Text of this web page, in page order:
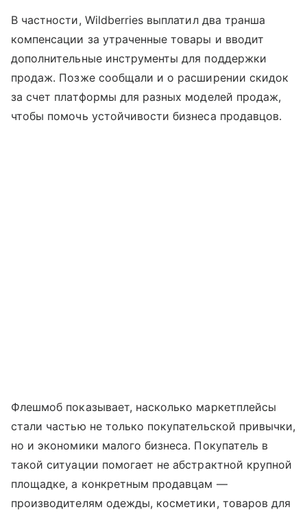
В частности, Wildberries выплатил два транша
компенсации за утраченные товары и вводит
дополнительные инструменты для поддержки
продаж. Позже сообщали и о расширении скидок
за счет платформы для разных моделей продаж,
чтобы помочь устойчивости бизнеса продавцов.
Флешмоб показывает, насколько маркетплейсы
стали частью не только покупательской привычки,
но и экономики малого бизнеса. Покупатель в
такой ситуации помогает не абстрактной крупной
площадке, а конкретным продавцам —
производителям одежды, косметики, товаров для